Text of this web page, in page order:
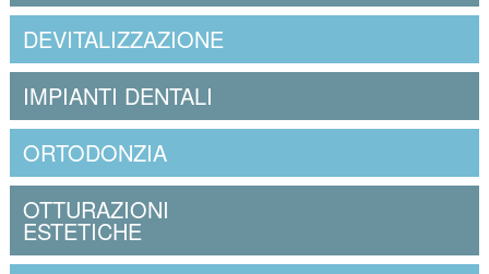
DEVITALIZZAZIONE
IMPIANTI DENTALI
ORTODONZIA
OTTURAZIONI
ESTETICHE